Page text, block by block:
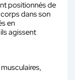
positionnés de
dans son
en
agissent